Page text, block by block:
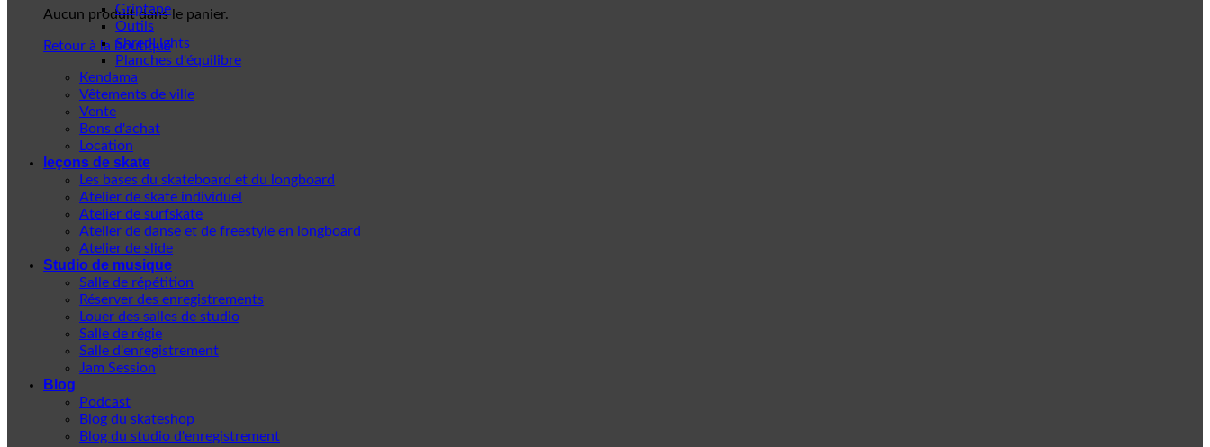
Aucun produit dans le panier.
Retour à la boutique
Griptape
Outils
ShredLights
Planches d'équilibre
Kendama
Vêtements de ville
Vente
Bons d'achat
Location
leçons de skate
Les bases du skateboard et du longboard
Atelier de skate individuel
Atelier de surfskate
Atelier de danse et de freestyle en longboard
Atelier de slide
Studio de musique
Salle de répétition
Réserver des enregistrements
Louer des salles de studio
Salle de régie
Salle d'enregistrement
Jam Session
Blog
Podcast
Blog du skateshop
Blog du studio d'enregistrement